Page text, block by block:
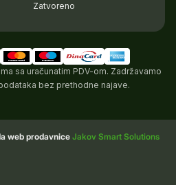
Zatvoreno
sa uračunatim PDV-om. Zadržavamo
bez prethodne najave.
web prodavnice Jakov Smart Solutions